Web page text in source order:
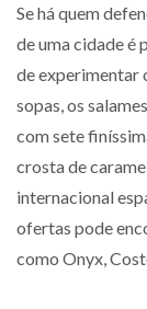
Se há quem
de uma cidade é
de experimentar
sopas, os
com sete
crosta de
internacional
ofertas pode
como Onyx,